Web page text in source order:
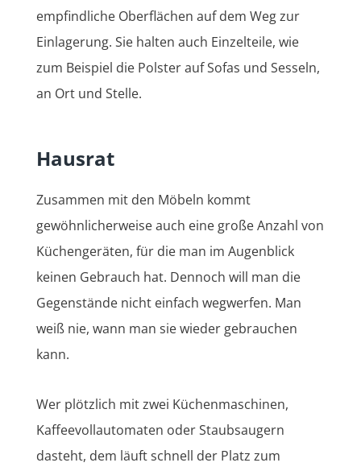
empfindliche Oberflächen auf dem Weg zur
Einlagerung. Sie halten auch Einzelteile, wie
zum Beispiel die Polster auf Sofas und Sesseln,
an Ort und Stelle.
Hausrat
Zusammen mit den Möbeln kommt
gewöhnlicherweise auch eine große Anzahl von
Küchengeräten, für die man im Augenblick
keinen Gebrauch hat. Dennoch will man die
Gegenstände nicht einfach wegwerfen. Man
weiß nie, wann man sie wieder gebrauchen
kann.
Wer plötzlich mit zwei Küchenmaschinen,
Kaffeevollautomaten oder Staubsaugern
dasteht, dem läuft schnell der Platz zum